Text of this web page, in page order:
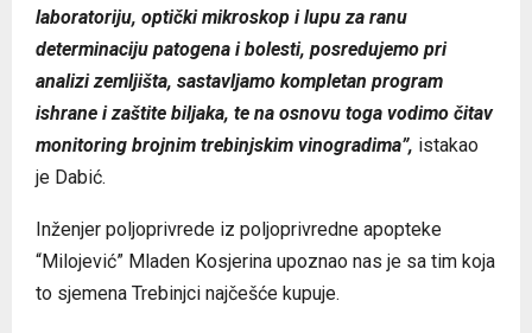
laboratoriju, optički mikroskop i lupu za ranu
determinaciju patogena i bolesti, posredujemo pri
analizi zemljišta, sastavljamo kompletan program
ishrane i zaštite biljaka, te na osnovu toga vodimo čitav
monitoring brojnim trebinjskim vinogradima”, istakao
je Dabić.
Inženjer poljoprivrede iz poljoprivredne apopteke
“Milojević” Mladen Kosjerina upoznao nas je sa tim koja
to sjemena Trebinjci najčešće kupuje.